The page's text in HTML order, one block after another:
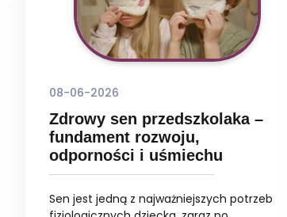
08-06-2026
Zdrowy sen przedszkolaka –
fundament rozwoju,
odporności i uśmiechu
Sen jest jedną z najważniejszych potrzeb